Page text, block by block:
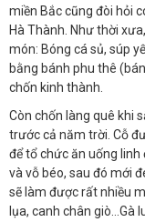
miền Bắc cũng đòi hỏi
Hà Thành. Như thời
món: Bóng cá sủ, súp
bằng bánh phu thê
chốn kinh thành.
Còn chốn làng quê khi
trước cả năm trời. Cỗ
để tổ chức ăn uống linh
và vỗ béo, sau đó mới
sẽ làm được rất nhiều
lụa, canh chân giò…Gà